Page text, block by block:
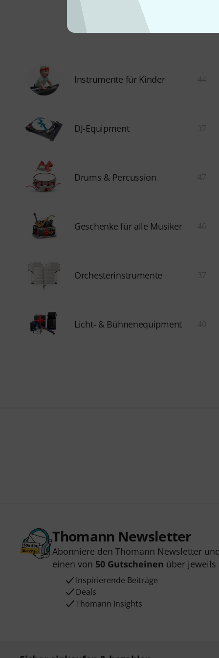
Instrumente für Kinder
DJ-Equipment
Drums & Percussion
Geschenke für alle Musiker
Orchesterinstrumente
Licht- & Bühnenequipment
Thomann Newsletter
Abonniere den Thomann Newsletter
einen von 50 Gutscheinen über jeweils
Inspirierende Beiträge
Deals
Thomann Insights